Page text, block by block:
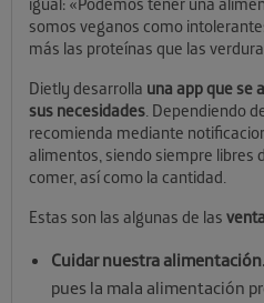
somos veganos como
más las proteínas que las
Dietly desarrolla una app que se
sus necesidades. Dependiendo
recomienda mediante
alimentos, siendo siempre libres
comer, así como la cantidad.
Estas son las algunas de las
Cuidar nuestra alimentación
pues la mala alimentación